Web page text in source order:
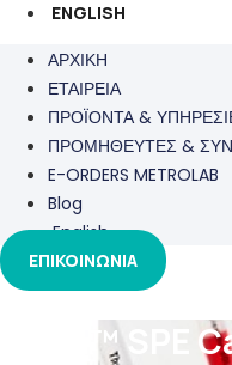
ENGLISH
ΑΡΧΙΚΗ
ΕΤΑΙΡΕΙΑ
ΠΡΟΪΟΝΤΑ &
ΠΡΟΜΗΘΕΥΤΕΣ &
E-ORDERS METROLAB
Blog
English
ΕΠΙΚΟΙΝΩΝΙΑ
SOLA™ SPE